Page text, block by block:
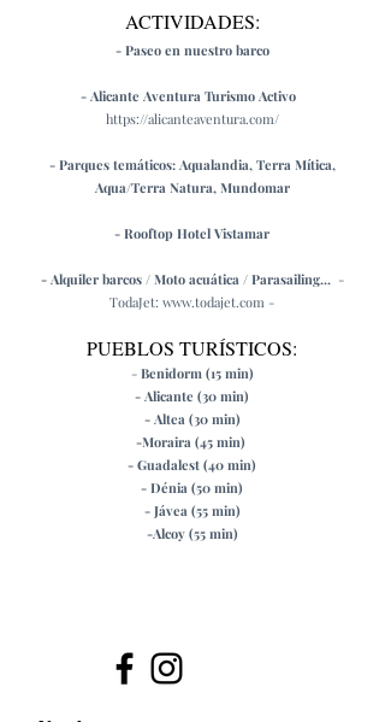
ACTIVIDADES:
- Paseo en nuestro barco
- Alicante Aventura Turismo Activo
https://alicanteaventura.com/
- Parques temáticos: Aqualandia, Terra Mítica,
Aqua/Terra Natura, Mundomar
- Rooftop Hotel Vistamar
- Alquiler barcos / Moto acuática / Parasailing... -
TodaJet: www.todajet.com -
PUEBLOS TURÍSTICOS:
- Benidorm (15 min)
- Alicante (30 min)
- Altea (30 min)
-Moraira (45 min)
- Guadalest (40 min)
- Dénia (50 min)
- Jávea (55 min)
-Alcoy (55 min)